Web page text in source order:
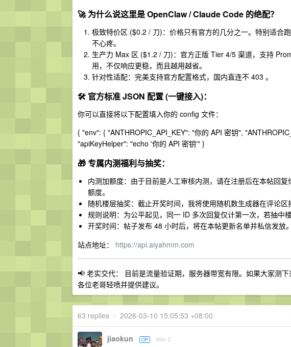
🚀 为什么说这里是 OpenClaw / Claude Code 的绝配？
极致特价区 ($0.2 / 刀)：价格只有官方的几分之一。特别适合
不心疼。
生产力 Max 区 ($1.2 / 刀)：官方正版 Tier 4/5 渠道，支持
用，不仅响应更稳，而且越用越省。
针对性适配：完美支持官方配置格式，国内直连不 403 。
🛠️ 官方标准 JSON 配置 (一键接入)：
你可以直接将以下配置填入你的 config 文件：
{ "env": { "ANTHROPIC_API_KEY": "你的 API 密钥",
"apiKeyHelper": "echo '你的 API 密钥'" }
🎁 专属内测福利与抽奖：
内测加额度：由于目前是人工审核内测，请在注册后在本帖回
额度。
随机楼层抽奖：截止开奖时间，我将使用随机数生成器在评论
规则说明：为公平起见，同一 ID 多次回复仅计第一次，若抽中
开奖时间：帖子发布 48 小时后，将在本帖更新名单并私信发放。
站点地址： https://api.aiyahmm.com
📢 老实交代： 目前是流量验证期，服务器带宽有限。如果大家测
各位老哥轻喷并提供建议。
63 replies • 2026-03-10 15:05:53 +08:00
jiaokun OP Mar 5